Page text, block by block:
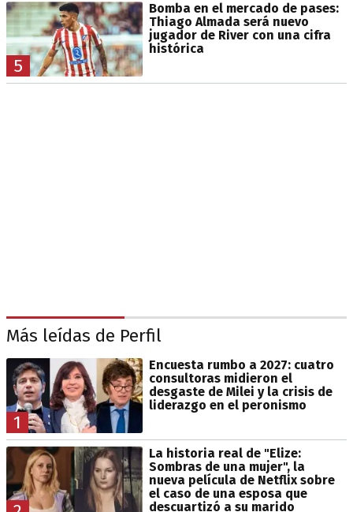
5
Bomba en el mercado de pases:
Thiago Almada será nuevo
jugador de River con una cifra
histórica
Más leídas de Perfil
1
Encuesta rumbo a 2027: cuatro
consultoras midieron el
desgaste de Milei y la crisis de
liderazgo en el peronismo
La historia real de "Elize:
Sombras de una mujer", la
nueva película de Netflix sobre
el caso de una esposa que
descuartizó a su marido